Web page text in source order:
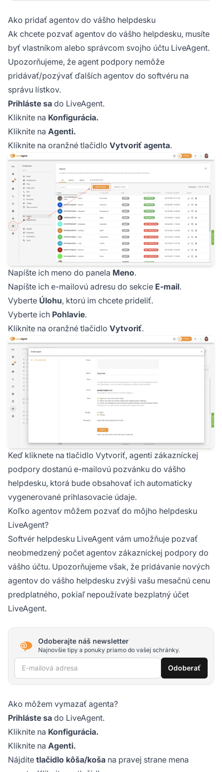
Ako pridať agentov do vášho helpdesku
Ak chcete pozvať agentov do vášho helpdesku, musíte
byť vlastníkom alebo správcom svojho účtu LiveAgent.
Upozorňujeme, že agent podpory nemôže
pridávať/pozývať ďalších agentov do softvéru na
správu lístkov.
Prihláste sa do LiveAgent.
Kliknite na Konfigurácia.
Kliknite na Agenti.
Kliknite na oranžné tlačidlo Vytvoriť agenta.
Napíšte ich meno do panela Meno.
Napíšte ich e-mailovú adresu do sekcie E-mail.
Vyberte Úlohu, ktorú im chcete prideliť.
Vyberte ich Pohlavie.
Kliknite na oranžné tlačidlo Vytvoriť.
Keď kliknete na tlačidlo Vytvoriť, agenti zákazníckej
podpory dostanú e-mailovú pozvánku do vášho
helpdesku, ktorá bude obsahovať ich automaticky
vygenerované prihlasovacie údaje.
Koľko agentov môžem pozvať do môjho helpdesku
LiveAgent?
Softvér helpdesku LiveAgent vám umožňuje pozvať
neobmedzený počet agentov zákazníckej podpory do
vášho účtu. Upozorňujeme však, že pridávanie nových
agentov do vášho helpdesku zvýši vašu mesačnú cenu
predplatného, pokiaľ nepoužívate bezplatný účet
LiveAgent.
Odoberajte náš newsletter
Najnovšie tipy a ponuky priamo do vašej schránky.
E-mailová adresa Odoberať
Ako môžem vymazať agenta?
Prihláste sa do LiveAgent.
Kliknite na Konfigurácia.
Kliknite na Agenti.
Nájdite tlačidlo kôša/koša na pravej strane mena